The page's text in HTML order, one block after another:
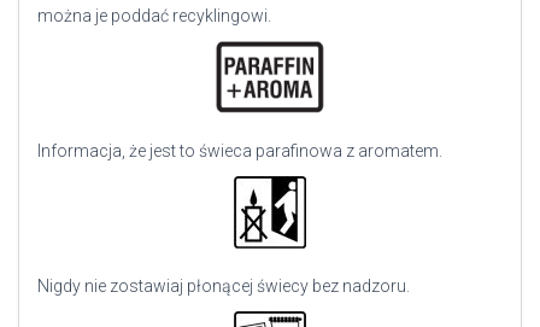
można je poddać recyklingowi.
Informacja, że jest to świeca parafinowa z aromatem.
Nigdy nie zostawiaj płonącej świecy bez nadzoru.